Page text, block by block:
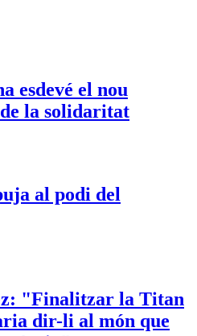
esdevé el nou
la solidaritat
al podi del
"Finalitzar la Titan
dir-li al món que